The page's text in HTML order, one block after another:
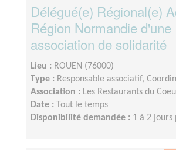
Délégué(e) Régional(e)
Région Normandie d'une
association de solidarité
Lieu : ROUEN (76000)
Type : Responsable associatif,
Association : Les Restaurants du
Date :
Tout le temps
Disponibilité demandée : 1 à 2 jours